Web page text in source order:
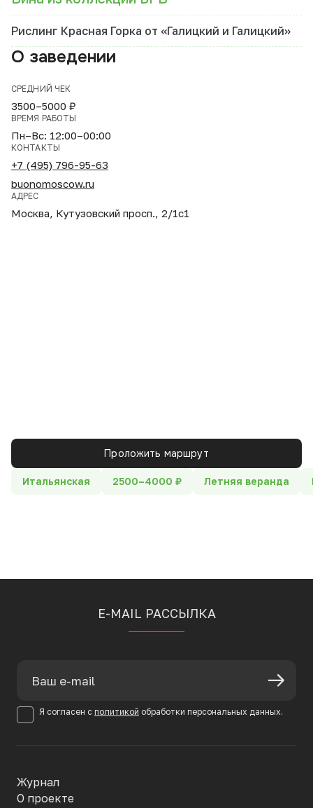
Рислинг Красная Горка от «Галицкий и Галицкий»
О заведении
СРЕДНИЙ ЧЕК
3500–5000 ₽
ВРЕМЯ РАБОТЫ
Пн–Вс: 12:00–00:00
КОНТАКТЫ
+7 (495) 796-95-63
buonomoscow.ru
АДРЕС
Москва, Кутузовский просп., 2/1с1
Проложить маршрут
Итальянская 2500–4000 ₽ Летняя веранда
E-MAIL РАССЫЛКА
Я согласен с политикой обработки персональных данных.
Журнал
О проекте